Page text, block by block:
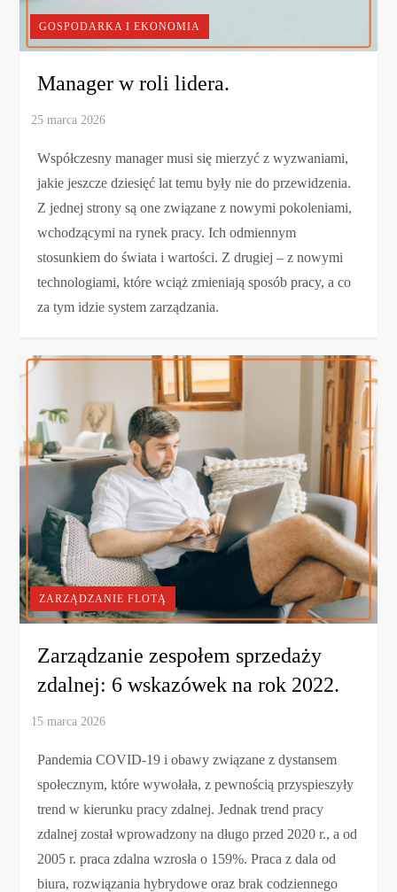
GOSPODARKA I EKONOMIA
Manager w roli lidera.
Współczesny manager musi się mierzyć z wyzwaniami,
jakie jeszcze dziesięć lat temu były nie do przewidzenia.
Z jednej strony są one związane z nowymi pokoleniami,
wchodzącymi na rynek pracy. Ich odmiennym
stosunkiem do świata i wartości. Z drugiej – z nowymi
technologiami, które wciąż zmieniają sposób pracy, a co
za tym idzie system zarządzania.
ZARZĄDZANIE FLOTĄ
Zarządzanie zespołem sprzedaży
zdalnej: 6 wskazówek na rok 2022.
Pandemia COVID-19 i obawy związane z dystansem
społecznym, które wywołała, z pewnością przyspieszyły
trend w kierunku pracy zdalnej. Jednak trend pracy
zdalnej został wprowadzony na długo przed 2020 r., a od
2005 r. praca zdalna wzrosła o 159%. Praca z dala od
biura, rozwiązania hybrydowe oraz brak codziennego